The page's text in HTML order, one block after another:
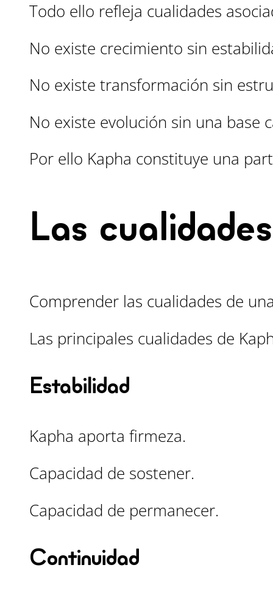
Todo ello refleja cualidades
No existe crecimiento sin
No existe transformación sin
No existe evolución sin una base
Por ello Kapha constituye una
Las
Comprender las cualidades de
Las principales cualidades de
Estabilidad
Kapha aporta firmeza.
Capacidad de sostener.
Capacidad de permanecer.
Continuidad